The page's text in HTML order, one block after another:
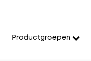
Productgroepen